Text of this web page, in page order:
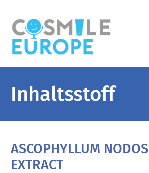
Inhaltsstoff
ASCOPHYLLUM
EXTRACT